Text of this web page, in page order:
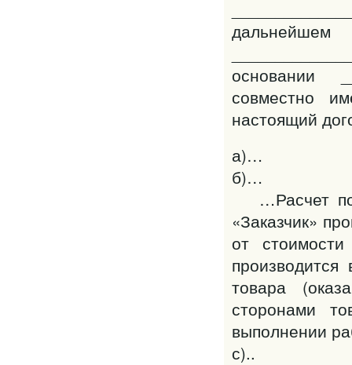
основании
совместно
настоящий
а)…
б)…
…Расчет по
«Заказчик»
от
товара
сторонами
выполнении
с)..